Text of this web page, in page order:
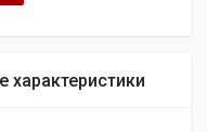
характеристики